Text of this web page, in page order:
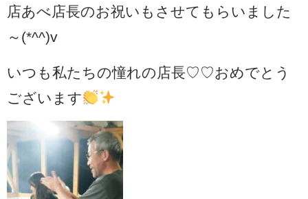
店あべ店長のお祝いもさせてもらいました
～(*^^)v
いつも私たちの憧れの店長♡♡おめでとう
ございます